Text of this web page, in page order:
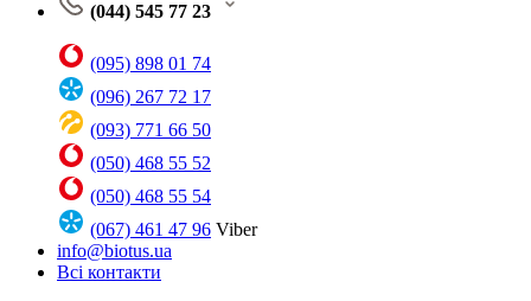
(044) 545 77 23
(095) 898 01 74
(096) 267 72 17
(093) 771 66 50
(050) 468 55 52
(050) 468 55 54
(067) 461 47 96 Viber
info@biotus.ua
Всі контакти